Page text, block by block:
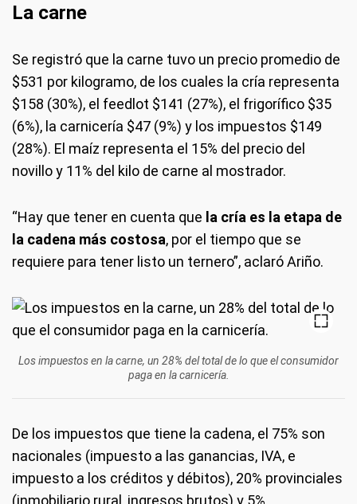
La carne
Se registró que la carne tuvo un precio promedio de
$531 por kilogramo, de los cuales la cría representa
$158 (30%), el feedlot $141 (27%), el frigorífico $35
(6%), la carnicería $47 (9%) y los impuestos $149
(28%). El maíz representa el 15% del precio del
novillo y 11% del kilo de carne al mostrador.
“Hay que tener en cuenta que la cría es la etapa de
la cadena más costosa, por el tiempo que se
requiere para tener listo un ternero”, aclaró Ariño.
Los impuestos en la carne, un 28% del total de lo que el consumidor
paga en la carnicería.
De los impuestos que tiene la cadena, el 75% son
nacionales (impuesto a las ganancias, IVA, e
impuesto a los créditos y débitos), 20% provinciales
(inmobiliario rural, ingresos brutos) y 5%